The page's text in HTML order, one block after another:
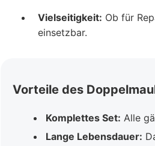
Vielseitigkeit: Ob für
einsetzbar.
Vorteile des
Komplettes Set: Alle
Lange Lebensdauer: